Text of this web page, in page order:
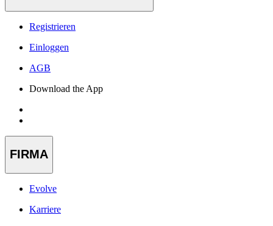
Registrieren
Einloggen
AGB
Download the App
FIRMA
Evolve
Karriere